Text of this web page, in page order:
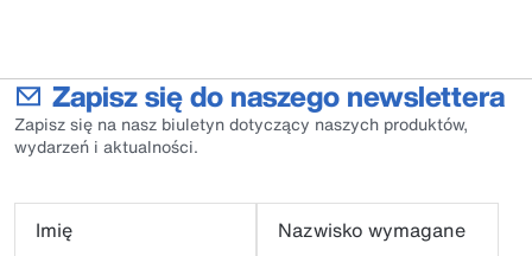
Zapisz się do naszego newslettera
Zapisz się na nasz biuletyn dotyczący naszych produktów,
wydarzeń i aktualności.
Imię
Nazwisko wymagane